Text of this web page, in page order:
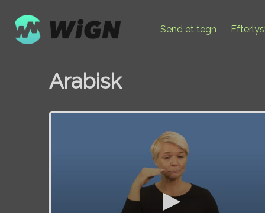
Send et tegn
Arabisk